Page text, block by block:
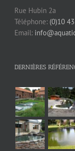
Rue Hubin 2a
Téléphone: (0)10
Email:
DERNIÈRES